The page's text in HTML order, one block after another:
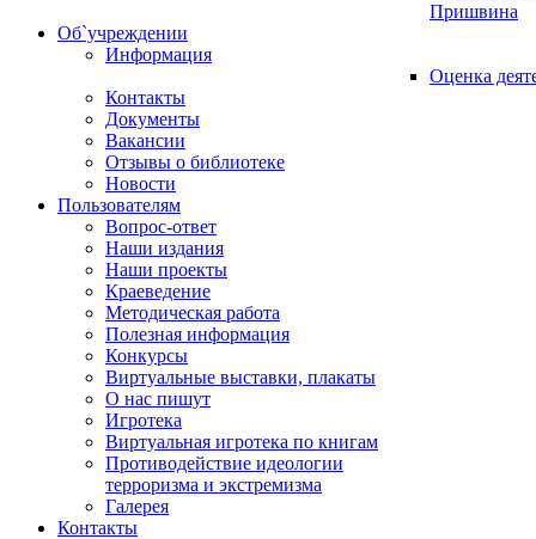
Пришвина
Об`учреждении
Информация
Оценка
Контакты
Документы
Вакансии
Отзывы о библиотеке
Новости
Пользователям
Вопрос-ответ
Наши издания
Наши проекты
Краеведение
Методическая работа
Полезная информация
Конкурсы
Виртуальные выставки, плакаты
О нас пишут
Игротека
Виртуальная игротека по книгам
Противодействие идеологии
терроризма и экстремизма
Галерея
Контакты